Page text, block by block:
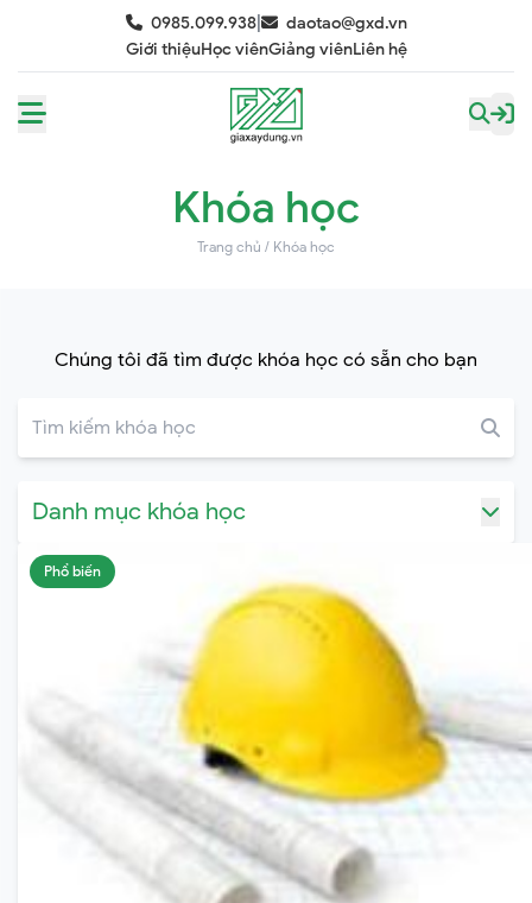
0985.099.938|
daotao@gxd.vn
Giới thiệuHọc viênGiảng viênLiên hệ
Khóa học
Trang chủ / Khóa học
Chúng tôi đã tìm được khóa học có sẵn cho bạn
Danh mục khóa học
Phổ biến